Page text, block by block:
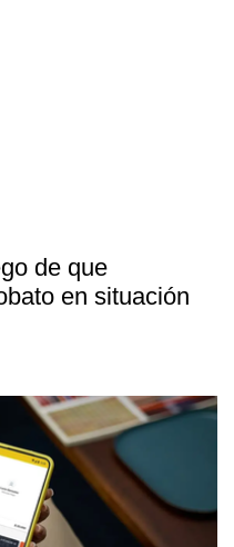
de que
en situación